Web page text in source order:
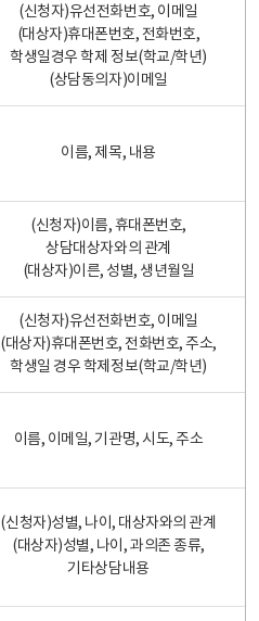
(신청자)유선전화번호, 이메일
(대상자)휴대폰번호, 전화번호,
학생일경우 학제 정보(학교/학년)
(상담동의자)이메일
이름, 제목, 내용
(신청자)이름, 휴대폰번호,
상담대상자와의 관계
(대상자)이른, 성별, 생년월일
(신청자)유선전화번호, 이메일
(대상자)휴대폰번호, 전화번호, 주소,
학생일 경우 학제정보(학교/학년)
이름, 이메일, 기관명, 시도, 주소
(신청자)성별, 나이, 대상자와의 관계
(대상자)성별, 나이, 과의존 종류,
기타상담내용